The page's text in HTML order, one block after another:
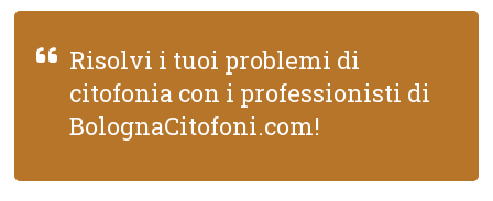
Risolvi i tuoi problemi di
citofonia con i professionisti di
BolognaCitofoni.com!